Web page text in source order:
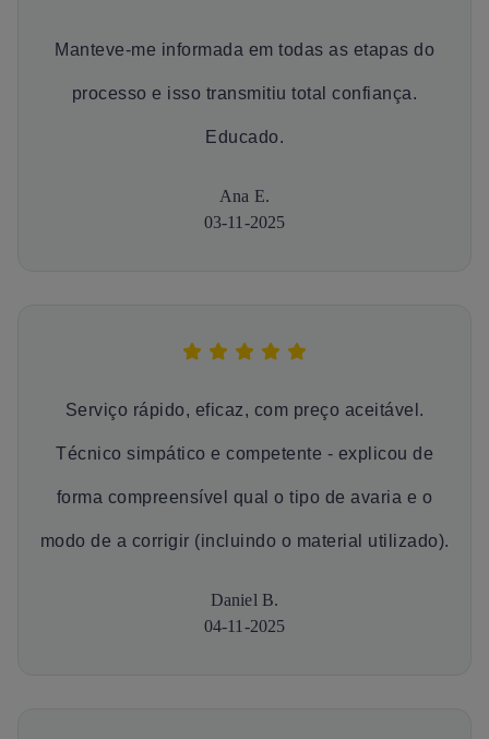
Manteve-me informada em todas as etapas do
processo e isso transmitiu total confiança.
Educado.
Ana E.
03-11-2025
Serviço rápido, eficaz, com preço aceitável.
Técnico simpático e competente - explicou de
forma compreensível qual o tipo de avaria e o
modo de a corrigir (incluindo o material utilizado).
Daniel B.
04-11-2025